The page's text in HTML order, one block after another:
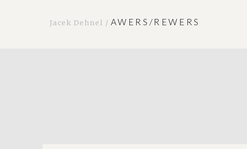
Jacek Dehnel / AWERS/REWERS